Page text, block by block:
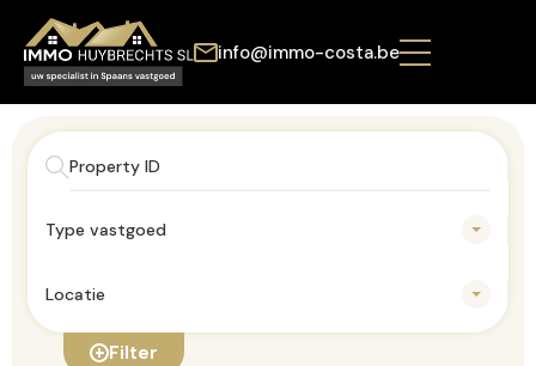
info@immo-costa.be
Type vastgoed
Locatie
Filter